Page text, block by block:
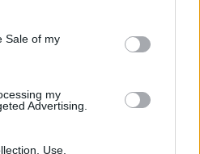
Sale of my
my
Advertising.
Use,
περιφέρειες τις οποίες
της από το 2022 που
καθώς και την Κριμαία, η
τη Ρωσία το 2014, ότι